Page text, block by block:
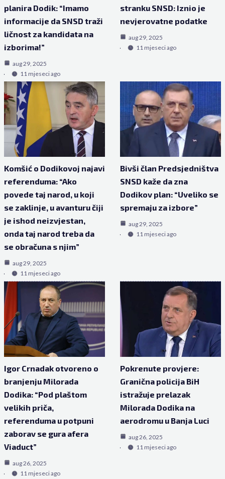
planira Dodik: “Imamo
informacije da SNSD traži
ličnost za kandidata na
izborima!”
aug 29, 2025
11 mjeseci ago
stranku SNSD: Iznio je
nevjerovatne podatke
aug 29, 2025
11 mjeseci ago
Komšić o Dodikovoj najavi
referenduma: “Ako
povede taj narod, u koji
se zaklinje, u avanturu čiji
je ishod neizvjestan,
onda taj narod treba da
se obračuna s njim”
aug 29, 2025
11 mjeseci ago
Bivši član Predsjedništva
SNSD kaže da zna
Dodikov plan: “Uveliko se
spremaju za izbore”
aug 29, 2025
11 mjeseci ago
Igor Crnadak otvoreno o
branjenju Milorada
Dodika: “Pod plaštom
velikih priča,
referenduma u potpuni
zaborav se gura afera
Viaduct”
aug 26, 2025
11 mjeseci ago
Pokrenute provjere:
Granična policija BiH
istražuje prelazak
Milorada Dodika na
aerodromu u Banja Luci
aug 26, 2025
11 mjeseci ago